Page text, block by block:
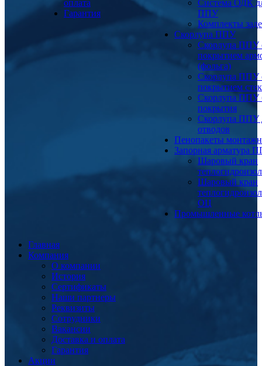
оплата
Гарантия
Система ОДК
ППУ
Комплекты
Скорлупа ППУ
Скорлупа ППУ
покрытием
(фольга)
Скорлупа ППУ
покрытием
Скорлупа ППУ
покрытия
Скорлупа ППУ
отводов
Пенопакеты
Запорная арматура
Шаровый кран
Шаровый кран
ОЦ
Промышленные
Главная
Компания
О компании
История
Сертификаты
Наши партнеры
Реквизиты
Сотрудники
Вакансии
Доставка и оплата
Гарантия
Акции